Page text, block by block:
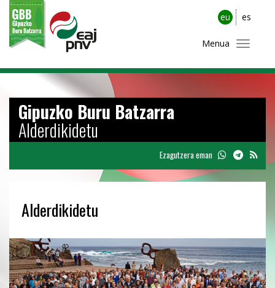
eu es
Menua
Gipuzko Buru Batzarra
Alderdikidetu
Ezagutzera eman
Alderdikidetu